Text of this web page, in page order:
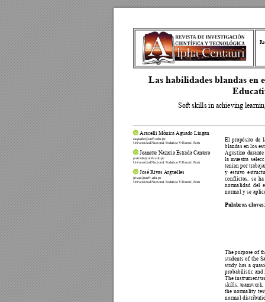
Las habilidades blandas en
Soft skills in achieving
Aracelli Mónica Aguado Lingan
aaguado@unfv.edu.pe
Universidad Nacional Federico Villareal, Perú
Jeanette Nazaria Estrada Cantero
jestrada@unfv.edu.pe
Universidad Nacional Federico Villareal, Perú
José Rivas Arguelles
jrivas@unfv.edu.pe
Universidad Nacional Federico Villareal, Perú
El propósito de
blandas en los
Agustino
la muestra
tenían por
y estuvo
conflictos, se ha
normalidad del e
normal y se
Palabras clav
The purpose of
students of the
study has a
probabilistic and
The instrument
skills, team
the normality
normal